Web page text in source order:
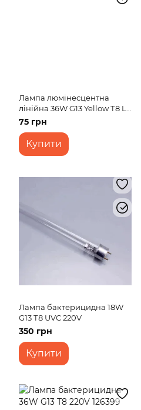
Лампа люмінесцентна
лінійна 36W G13 Yellow Т8 LF
220V
75 грн
Купити
Лампа бактерицидна 18W
G13 Т8 UVC 220V
350 грн
Купити